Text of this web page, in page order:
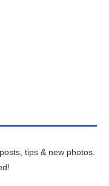
tips & new photos.